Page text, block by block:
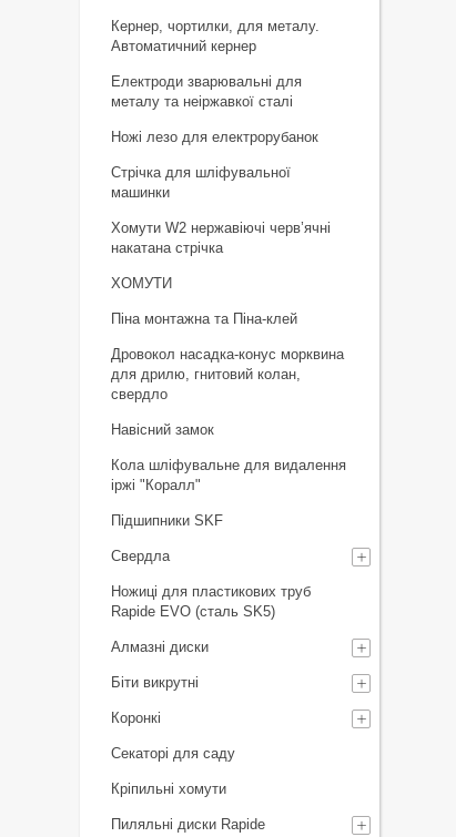
Кернер, чортилки, для металу.
Автоматичний кернер
Електроди зварювальні для
металу та неіржавкої сталі
Ножі лезо для електрорубанок
Стрічка для шліфувальної
машинки
Хомути W2 нержавіючі черв’ячні
накатана стрічка
ХОМУТИ
Піна монтажна та Піна-клей
Дровокол насадка-конус морквина
для дрилю, гнитовий колан,
свердло
Навісний замок
Кола шліфувальне для видалення
іржі "Коралл"
Підшипники SKF
Свердла
Ножиці для пластикових труб
Rapide EVO (сталь SK5)
Алмазні диски
Біти викрутні
Коронкі
Секаторі для саду
Кріпильні хомути
Пиляльні диски Rapide